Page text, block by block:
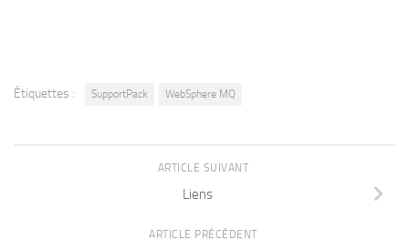
Étiquettes : SupportPack WebSphere MQ
ARTICLE SUIVANT
Liens
ARTICLE PRÉCÉDENT